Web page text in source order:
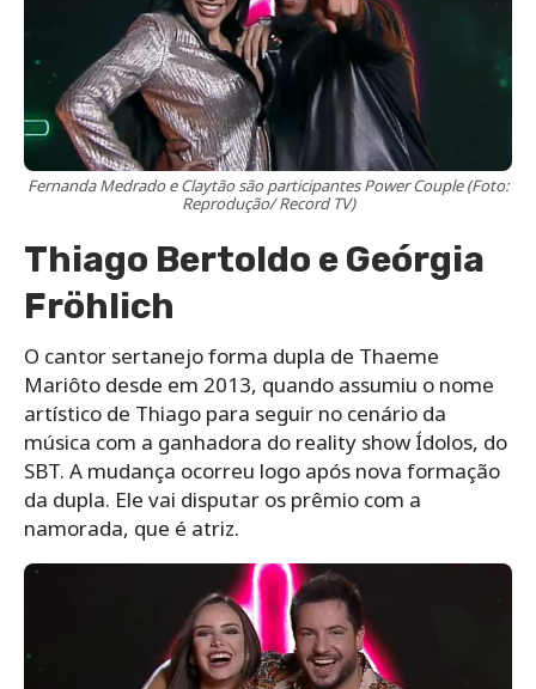
Fernanda Medrado e Claytão são participantes Power Couple (Foto:
Reprodução/ Record TV)
Thiago Bertoldo e Geórgia
Fröhlich
O cantor sertanejo forma dupla de Thaeme
Mariôto desde em 2013, quando assumiu o nome
artístico de Thiago para seguir no cenário da
música com a ganhadora do reality show Ídolos, do
SBT. A mudança ocorreu logo após nova formação
da dupla. Ele vai disputar os prêmio com a
namorada, que é atriz.